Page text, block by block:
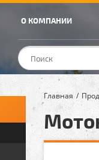
О КОМПАНИИ
Главная